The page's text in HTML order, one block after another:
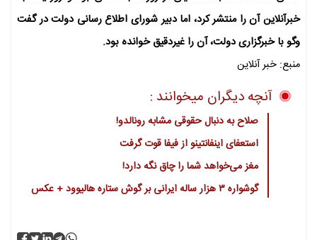
خبرآنلاین آن را منتشر کرد، اما دبیر شورای اطلاع رسانی دولت در گفت
وگو با خبرگزاری دولت، آن را غیردقیق خوانده بود.
منبع: خبر آنلاین
آنچه دیگران میخوانند :
صلاح به دنبال حقوقی مشابه رونالدو!
استعفای اینفانتینو از فیفا قوت گرفت
مغز می‌خواهد شما را چاق نگه دارد!
گوشواره ۳ هزار ساله ایرانی بر گوش ستاره هالیوود + عکس